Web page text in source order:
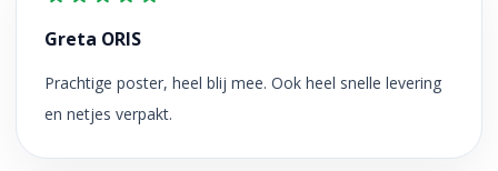
Greta ORIS
Prachtige poster, heel blij mee. Ook heel snelle levering
en netjes verpakt.